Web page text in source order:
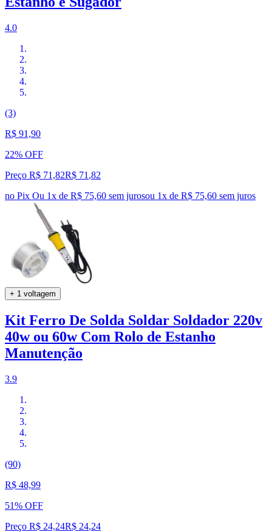
4.0
(3)
R$ 91,90
22% OFF
Preço R$ 71,82R$ 71 ,82
no Pix Ou 1x de R$ 75,60 sem jurosou 1x de R$ 75,60 sem juros
+ 1 voltagem
Kit Ferro De Solda Soldar Soldador 220v
40w ou 60w Com Rolo de Estanho
Manutenção
3.9
(90)
R$ 48,99
51% OFF
Preço R$ 24,24R$ 24,24